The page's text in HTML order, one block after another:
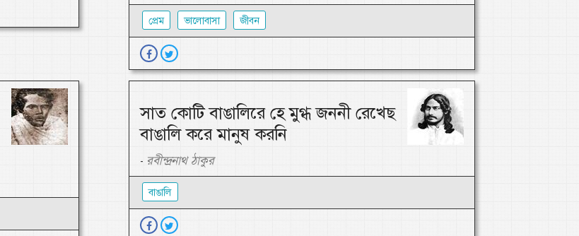
প্রেম ভালোবাসা জীবন
সাত কোটি বাঙালিরে হে মুগ্ধ জননী রেখেছ
বাঙালি করে মানুষ করনি
- রবীন্দ্রনাথ ঠাকুর
বাঙালি